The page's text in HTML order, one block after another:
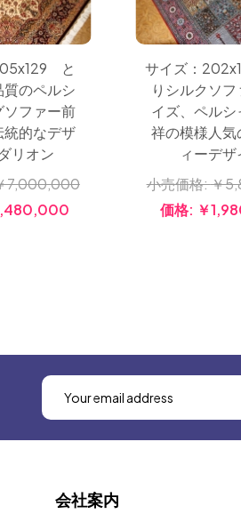
と
質のペルシ
ソファー前
的なデザ
リオン
7,000,000
サイズ：
りシルクソ
イズ、ペル
祥の模様人気
ィーデ
小売価格:￥
価格: ￥
会社案内